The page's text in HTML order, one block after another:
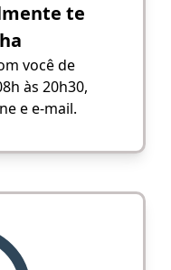
te
você de
às 20h30,
e e-mail.